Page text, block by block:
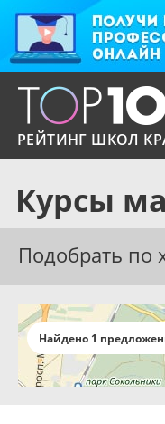
РЕЙТИНГ ШКОЛ
Курсы
Подобрать по
Найдено 1